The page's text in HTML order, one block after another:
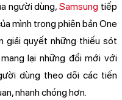
người dùng,Samsung tiếp
mình trong phiên bản One
giải quyết những thiếu sót
lại những đổi mới với
dùng theo dõi các tiến
nhanh chóng hơn.